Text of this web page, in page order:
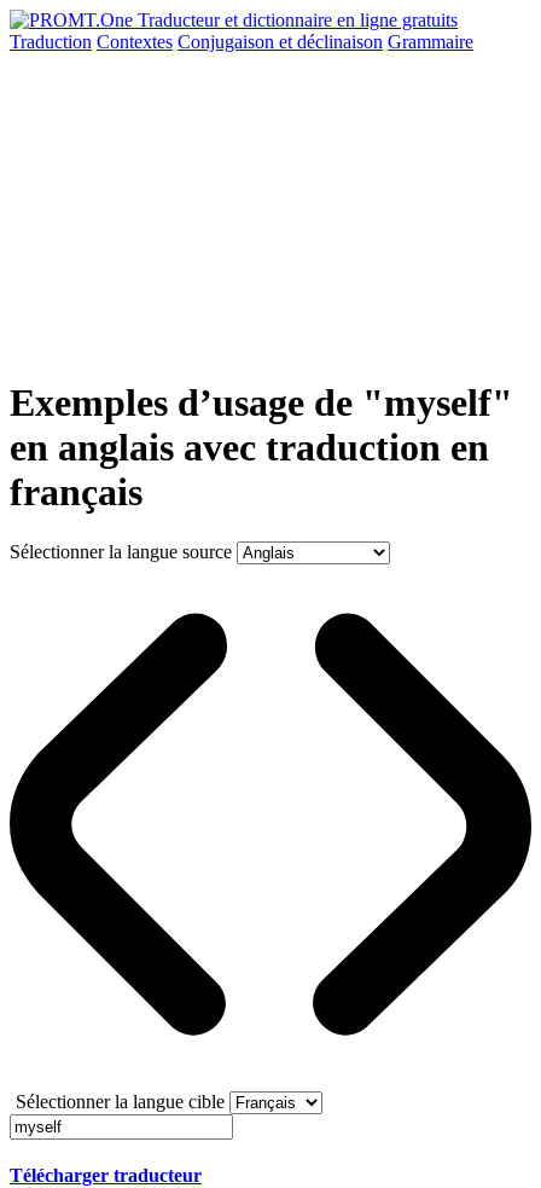
Traduction Contextes Conjugaison et déclinaison Grammaire
Exemples d’usage de "myself"
en anglais avec traduction en
français
Sélectionner la langue source
Sélectionner la langue cible
Télécharger traducteur